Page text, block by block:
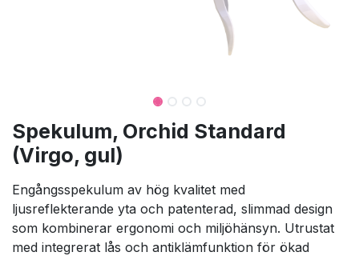
Spekulum, Orchid Standard
(Virgo, gul)
Engångsspekulum av hög kvalitet med
ljusreflekterande yta och patenterad, slimmad design
som kombinerar ergonomi och miljöhänsyn. Utrustat
med integrerat lås och antiklämfunktion för ökad